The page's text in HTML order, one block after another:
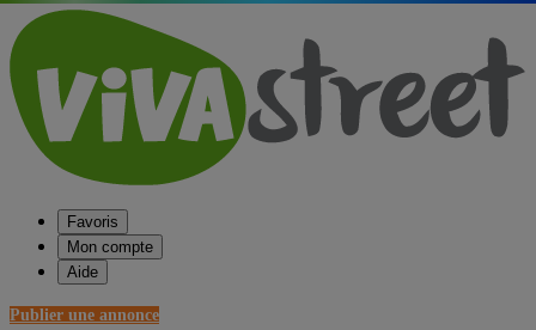
Favoris
Mon compte
Aide
Publier une annonce